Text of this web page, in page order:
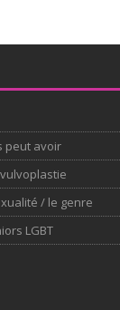
peut avoir
/ le genre
LGBT